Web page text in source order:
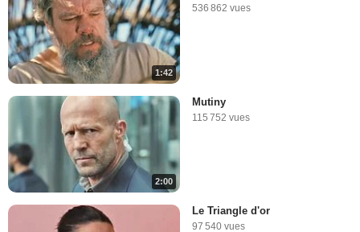
1:42
536 862 vues
2:00
Mutiny
115 752 vues
Le Triangle d'or
97 540 vues